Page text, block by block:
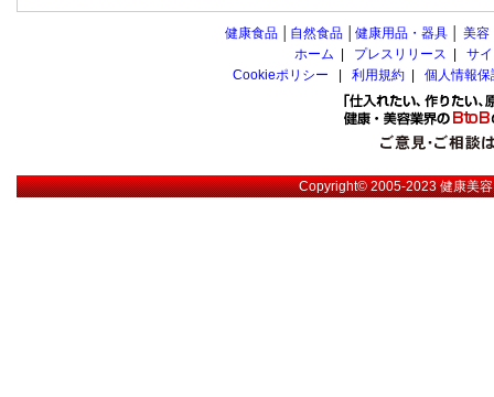
健康食品 自然食品 健康用品・器具 美容
ホーム
プレスリリース
サ
Cookieポリシー
利用規約 個人情報
Copyright© 2005-2023健康美